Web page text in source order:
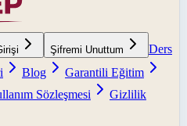
Şifremi Unuttum
Ders
Blog
Garantili Eğitim
Sözleşmesi
Gizlilik